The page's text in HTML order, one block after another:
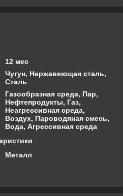
12 мес
Чугун, Нержавеющая сталь,
Сталь
Газообразная среда, Пар,
Нефтепродукты, Газ,
Неагрессивная среда,
Воздух, Пароводяная смесь,
Вода, Агрессивная среда
Металл